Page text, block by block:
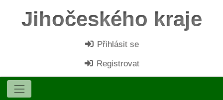
Jihočeského kraje
Přihlásit se
Registrovat